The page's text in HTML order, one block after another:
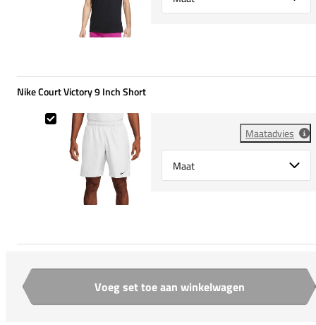
Nike Court Victory 9 Inch Short
Maatadvies
Select {option} for {name}
Nike Court Victory 9 Inch Short
Aantal Voeg set toe aan winkelwagen